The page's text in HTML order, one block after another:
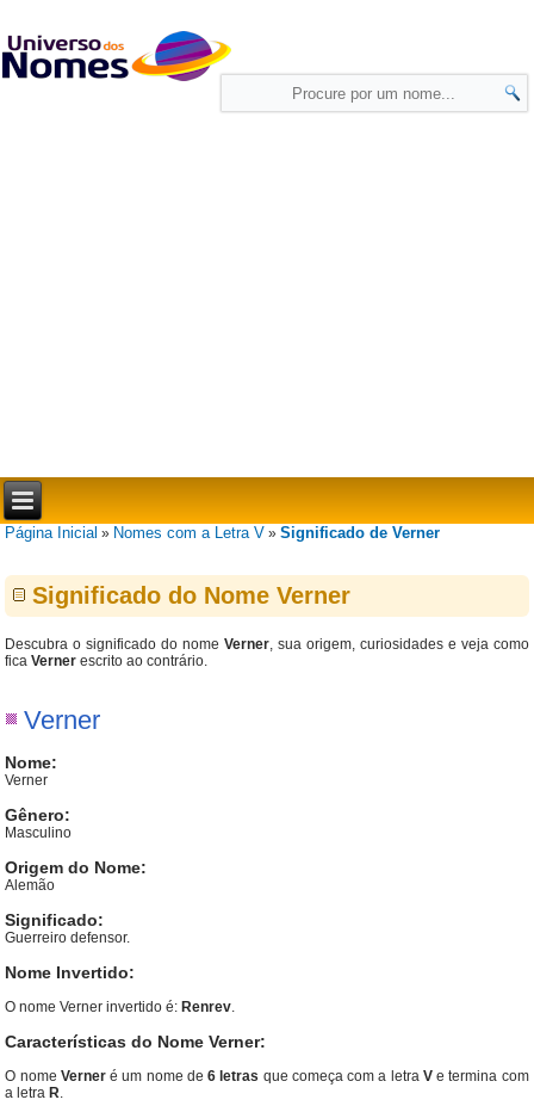
Página Inicial » Nomes com a Letra V »Significado de Verner
Significado do Nome Verner
Descubra o significado do nomeVerner, sua origem, curiosidades e veja como
ficaVerner escrito ao contrário.
Verner
Nome:
Verner
Gênero:
Masculino
Origem do Nome:
Alemão
Significado:
Guerreiro defensor.
Nome Invertido:
O nome Verner invertido é: Renrev.
Características do Nome Verner:
O nome Verneré um nome de6 letras que começa com a letra Ve termina com
a letra R.